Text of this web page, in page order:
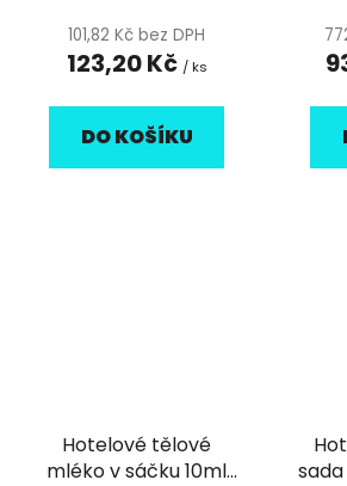
101,82 Kč bez DPH
123,20 Kč / ks
DO KOŠÍKU
Hotelové tělové
mléko v sáčku 10ml